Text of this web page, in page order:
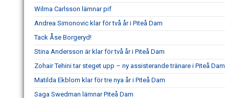
Wilma Carlsson lämnar pif
Andrea Simonovic klar för två år i Piteå Dam
Tack Åse Borgeryd!
Stina Andersson är klar för två år i Piteå Dam
Zohair Tehini tar steget upp – ny assisterande tränare i Piteå Dam
Matilda Ekblom klar för tre nya år i Piteå Dam
Saga Swedman lämnar Piteå Dam